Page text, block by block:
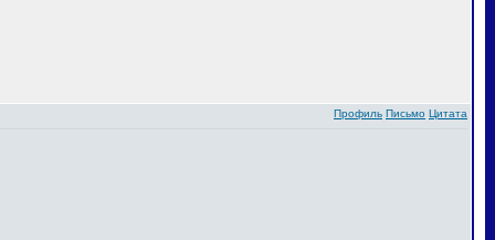
Профиль Письмо Цитата